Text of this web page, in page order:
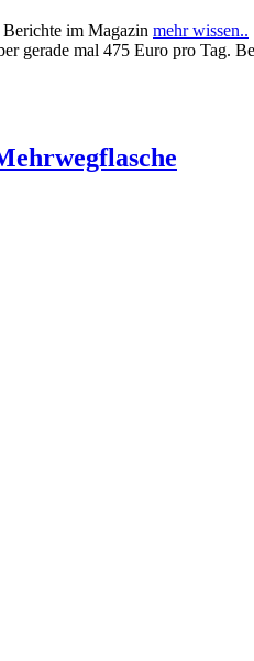
im Magazin mehr wissen..
gerade mal 475 Euro pro Tag.